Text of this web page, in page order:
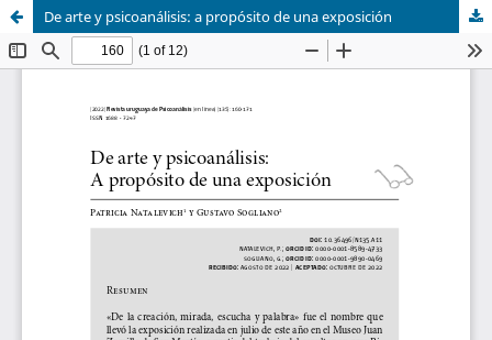
De arte y psicoanálisis: a propósito de una exposición